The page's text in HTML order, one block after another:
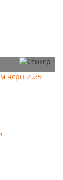
черн 2025